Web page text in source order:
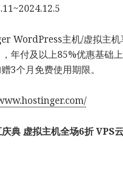
WordPress主机/虚拟主
年付及以上85%优惠基础
3个月免费使用期限。
典 虚拟主机全场6折 VPS